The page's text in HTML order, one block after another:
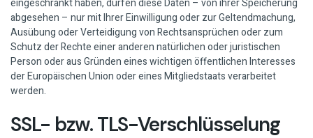
eingeschränkt haben, dürfen diese Daten – von ihrer Speicherung
abgesehen – nur mit Ihrer Einwilligung oder zur Geltendmachung,
Ausübung oder Verteidigung von Rechtsansprüchen oder zum
Schutz der Rechte einer anderen natürlichen oder juristischen
Person oder aus Gründen eines wichtigen öffentlichen Interesses
der Europäischen Union oder eines Mitgliedstaats verarbeitet
werden.
SSL- bzw. TLS-Verschlüsselung